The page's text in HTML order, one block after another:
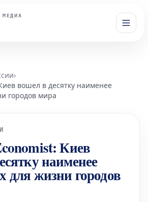
МЕДИА
›
вошел в десятку наименее
городов мира
Киев
наименее
для жизни городов